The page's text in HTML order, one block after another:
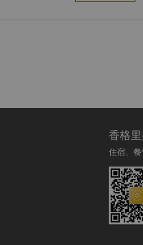
香格
住宿、